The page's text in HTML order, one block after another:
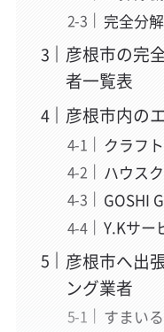
完全分
彦根市の完
者一覧表
彦根市内の
クラフト
ハウス
GOSHI
Y.Kサー
彦根市へ出
ング業者
すまい